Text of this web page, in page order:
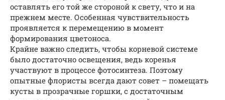
оставлять его той же стороной к свету, что и на
прежнем месте. Особенная чувствительность
проявляется к перемещению в момент
формирования цветоноса.
Крайне важно следить, чтобы корневой системе
было достаточно освещения, ведь коренья
участвуют в процессе фотосинтеза. Поэтому
опытные флористы всегда дают совет – помещать
кусты в прозрачные горшки, с достаточным